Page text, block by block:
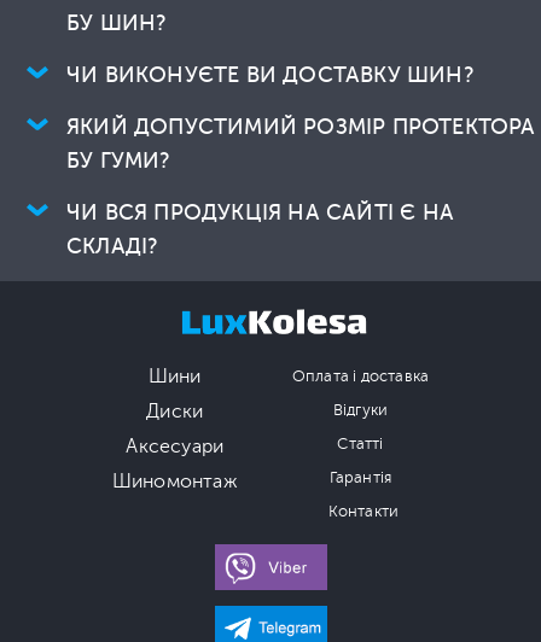
БУ ШИН?
ЧИ ВИКОНУЄТЕ ВИ ДОСТАВКУ ШИН?
ЯКИЙ ДОПУСТИМИЙ РОЗМІР ПРОТЕКТОРА
БУ ГУМИ?
ЧИ ВСЯ ПРОДУКЦІЯ НА САЙТІ Є НА
СКЛАДІ?
Шини
Диски
Аксесуари
Шиномонтаж
Оплата і доставка
Відгуки
Статті
Гарантія
Контакти